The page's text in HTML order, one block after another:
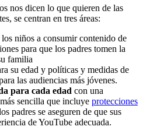
nos dicen lo que quieren de las
se centran en tres áreas:
niños a consumir contenido de
para que los padres tomen la
familia
su edad y políticas y medidas de
las audiencias más jóvenes.
para cada edad con una
sencilla que incluye protecciones
padres se aseguren de que sus
de YouTube adecuada.